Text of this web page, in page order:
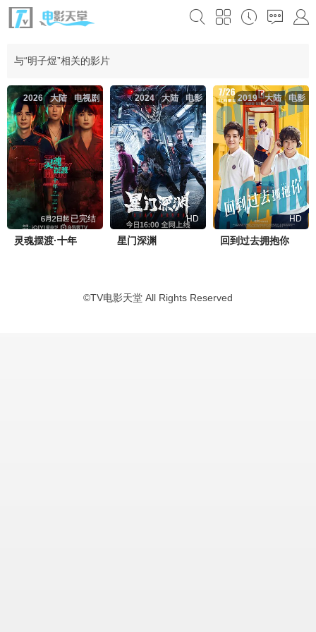
与“明子煜”相关的影片
电视剧
大陆
2026
已完结
灵魂摆渡·十年
电影
大陆
2024
HD
星门深渊
电影
大陆
2019
HD
回到过去拥抱你
©TV电影天堂 All Rights Reserved